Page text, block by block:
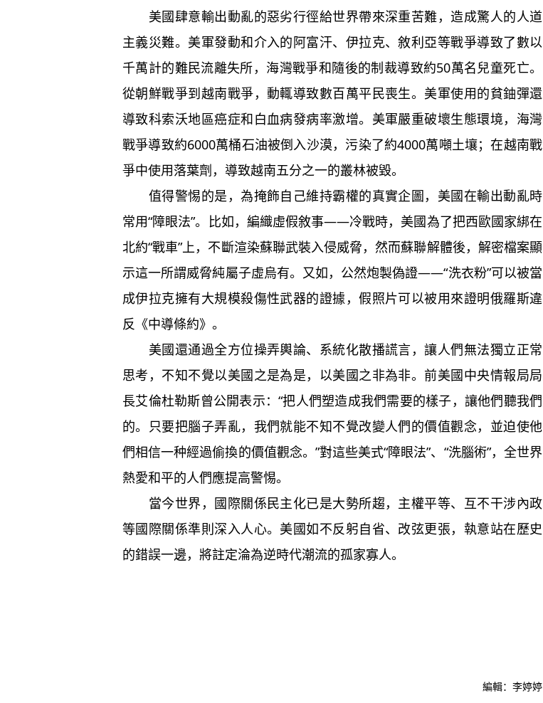
美國肆意輸出動亂的惡劣行徑給世界帶來深重苦難，造成驚人的人道
主義災難。美軍發動和介入的阿富汗、伊拉克、敘利亞等戰爭導致了數以
千萬計的難民流離失所，海灣戰爭和隨後的制裁導致約50萬名兒童死亡。
從朝鮮戰爭到越南戰爭，動輒導致數百萬平民喪生。美軍使用的貧鈾彈還
導致科索沃地區癌症和白血病發病率激增。美軍嚴重破壞生態環境，海灣
戰爭導致約6000萬桶石油被倒入沙漠，污染了約4000萬噸土壤；在越南戰
爭中使用落葉劑，導致越南五分之一的叢林被毀。
值得警惕的是，為掩飾自己維持霸權的真實企圖，美國在輸出動亂時
常用“障眼法”。比如，編織虛假敘事——冷戰時，美國為了把西歐國家綁在
北約“戰車”上，不斷渲染蘇聯武裝入侵威脅，然而蘇聯解體後，解密檔案顯
示這一所謂威脅純屬子虛烏有。又如，公然炮製偽證——“洗衣粉”可以被當
成伊拉克擁有大規模殺傷性武器的證據，假照片可以被用來證明俄羅斯違
反《中導條約》。
美國還通過全方位操弄輿論、系統化散播謊言，讓人們無法獨立正常
思考，不知不覺以美國之是為是，以美國之非為非。前美國中央情報局局
長艾倫杜勒斯曾公開表示：“把人們塑造成我們需要的樣子，讓他們聽我們
的。只要把腦子弄亂，我們就能不知不覺改變人們的價值觀念，並迫使他
們相信一种經過偷換的價值觀念。”對這些美式“障眼法”、“洗腦術”，全世界
熱愛和平的人們應提高警惕。
當今世界，國際關係民主化已是大勢所趨，主權平等、互不干涉內政
等國際關係準則深入人心。美國如不反躬自省、改弦更張，執意站在歷史
的錯誤一邊，將註定淪為逆時代潮流的孤家寡人。
編輯：李婷婷